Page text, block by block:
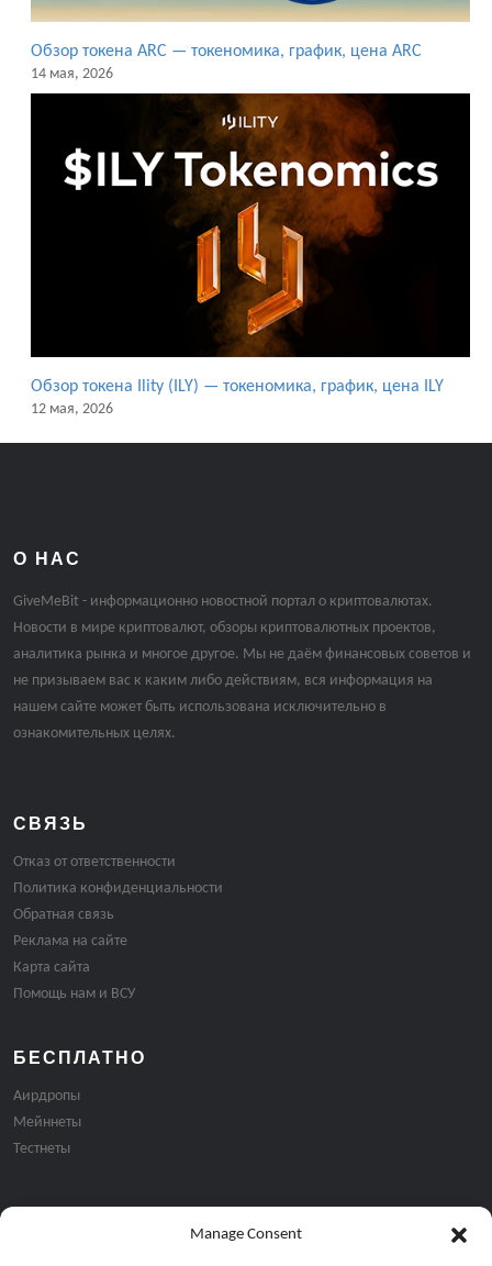
Manage Consent
Обзор токена ARC — токеномика, график, цена ARC
14 мая, 2026
Обзор токена Ility (ILY) — токеномика, график, цена ILY
12 мая, 2026
О НАС
GiveMeBit - информационно новостной портал о криптовалютах.
Новости в мире криптовалют, обзоры криптовалютных проектов,
аналитика рынка и многое другое. Мы не даём финансовых советов и
не призываем вас к каким либо действиям, вся информация на
нашем сайте может быть использована исключительно в
ознакомительных целях.
СВЯЗЬ
Отказ от ответственности
Политика конфиденциальности
Обратная связь
Реклама на сайте
Карта сайта
Помощь нам и ВСУ
БЕСПЛАТНО
Аирдропы
Мейннеты
Тестнеты